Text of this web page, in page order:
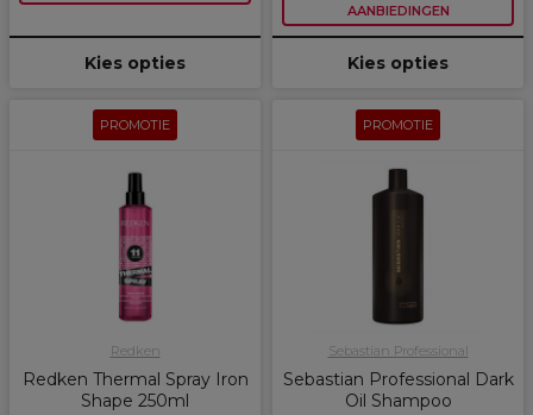
Kies opties
AANBIEDINGEN
Kies opties
PROMOTIE
Redken
Redken Thermal Spray Iron
Shape 250ml
PROMOTIE
Sebastian Professional
Sebastian Professional Dark
Oil Shampoo